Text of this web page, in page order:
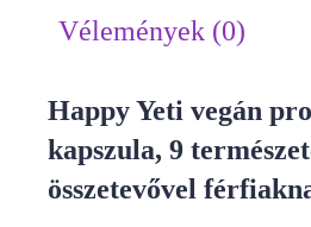
Vélemények (0)
Happy Yeti vegán
kapszula, 9
összetevővel